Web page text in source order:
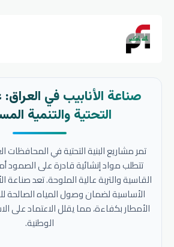
صناعة الأنابيب في
التحتية والتنمية
تمر مشاريع البنية التحتية في المحافظات
تتطلب مواد إنشائية قادرة على الصمود
القاسية والتربة عالية الملوحة. تعد صناعة
الأساسية لضمان وصول المياه الصالحة
الأمطار بكفاءة، مما يقلل الاعتماد على
الوطنية.